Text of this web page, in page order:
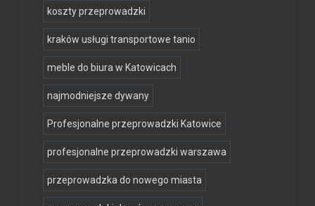
koszty przeprowadzki
kraków usługi transportowe tanio
meble do biura w Katowicach
najmodniejsze dywany
Profesjonalne przeprowadzki Katowice
profesjonalne przeprowadzki warszawa
przeprowadzka do nowego miasta